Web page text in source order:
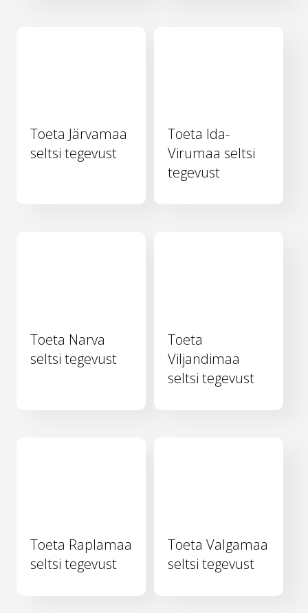
Toeta Järvamaa
seltsi tegevust
Toeta Ida-
Virumaa seltsi
tegevust
Toeta Narva
seltsi tegevust
Toeta
Viljandimaa
seltsi tegevust
Toeta Raplamaa
seltsi tegevust
Toeta Valgamaa
seltsi tegevust